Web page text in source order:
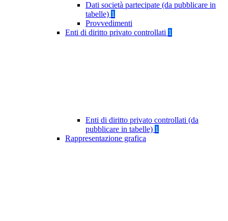
Dati società partecipate (da pubblicare in
tabelle) 1
Provvedimenti
Enti di diritto privato controllati 1
Enti di diritto privato controllati (da
pubblicare in tabelle) 1
Rappresentazione grafica